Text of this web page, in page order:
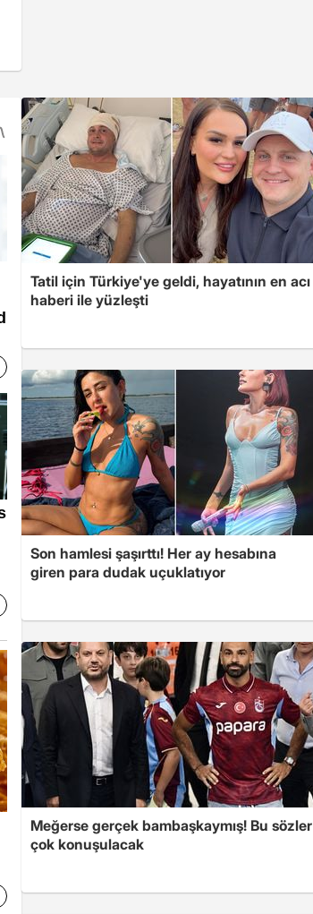
Tatil için Türkiye'ye geldi, hayatının en acı
haberi ile yüzleşti
Son hamlesi şaşırttı! Her ay hesabına
giren para dudak uçuklatıyor
Meğerse gerçek bambaşkaymış! Bu sözler
çok konuşulacak